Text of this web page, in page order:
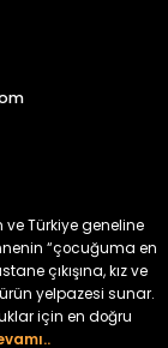
Bebek Tayt
Bebek Tayt
ve Türkiye geneline
“çocuğuma en
çıkışına, kız ve
yelpazesi sunar.
için en doğru